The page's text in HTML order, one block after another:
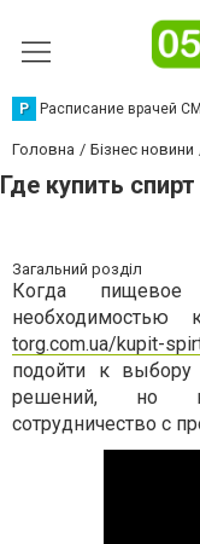
Р Расписание врачей
Головна Бізнес новини
Где купить
Загальний розділ
Когда пищевое
torg.com.ua/kupit-
подойти к
решений, но
сотрудничество с